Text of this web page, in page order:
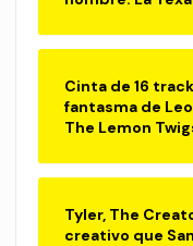
Cinta de 16
fantasma de
The Lemon
Tyler, The
creativo que